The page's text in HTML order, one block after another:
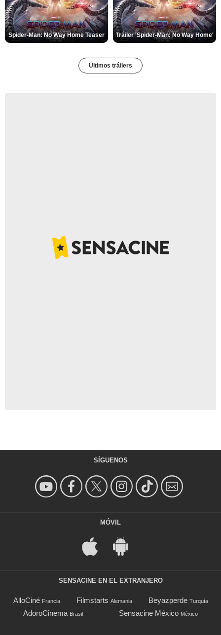
Spider-Man: No Way Home Teaser Tráiler 'Spider-Man: No Way Home'
Últimos tráilers
SÍGUENOS
MÓVIL
SENSACINE EN EL EXTRANJERO
AlloCiné Francia Filmstarts Alemania Beyazperde Turquía
AdoroCinema Brasil Sensacine México México